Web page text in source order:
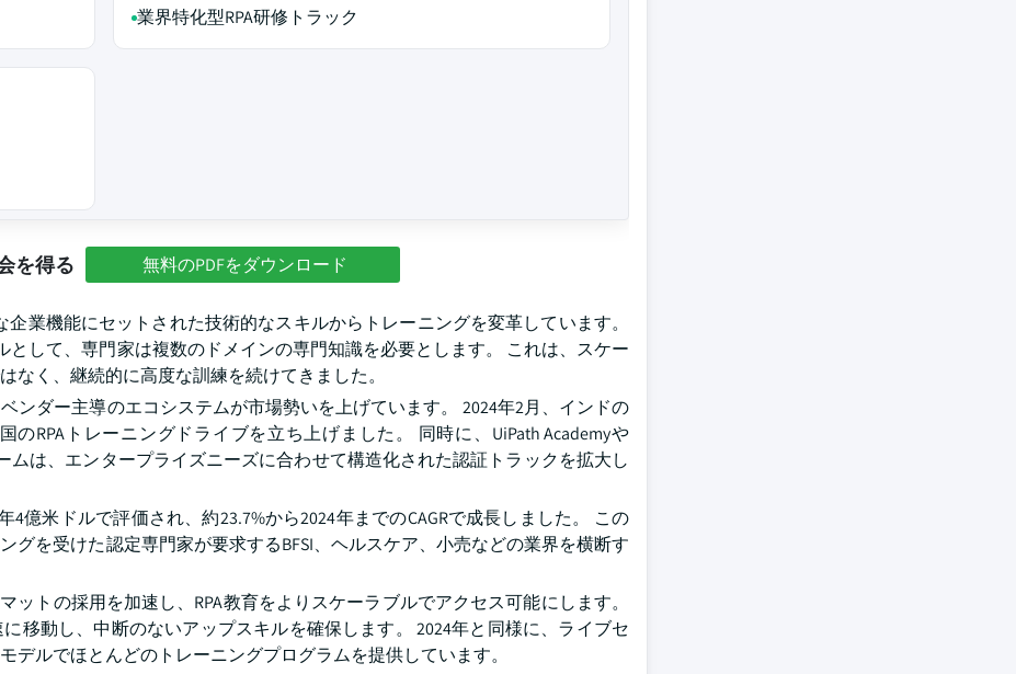
業界特化型RPA研修トラック
を得る 無料のPDFをダウンロード
業機能にセットされた技術的なスキルからトレーニングを変革しています。
として、専門家は複数のドメインの専門知識を必要とします。 これは、スケー
く、継続的に高度な訓練を続けてきました。
ンダー主導のエコシステムが市場勢いを上げています。 2024年2月、インドの
RPAトレーニングドライブを立ち上げました。 同時に、UiPath Academyや
ムは、エンタープライズニーズに合わせて構造化された認証トラックを拡大し
4億米ドルで評価され、約23.7%から2024年までのCAGRで成長しました。 この
グを受けた認定専門家が要求するBFSI、ヘルスケア、小売などの業界を横断す
ットの採用を加速し、RPA教育をよりスケーラブルでアクセス可能にします。
移動し、中断のないアップスキルを確保します。 2024年と同様に、ライブセ
ルでほとんどのトレーニングプログラムを提供しています。